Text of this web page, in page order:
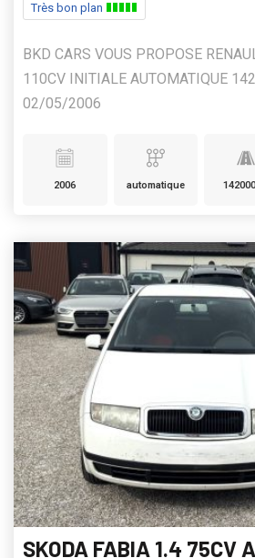
Très bon plan
BKD CARS VOUS PROPOSE
110CV INITIALE AUTOMATIQUE
02/05/2006
2006 automatique
SKODA FABIA 1.4 75CV